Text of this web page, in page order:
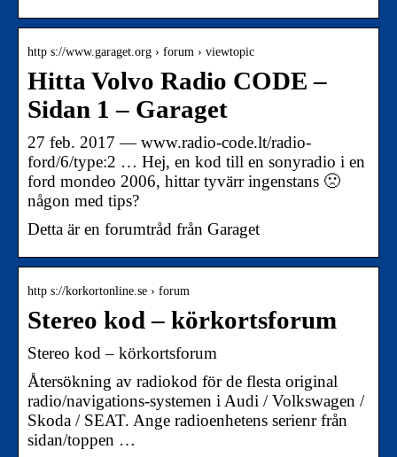
http s://www.garaget.org › forum › viewtopic
Hitta Volvo Radio CODE –
Sidan 1 – Garaget
27 feb. 2017 — www.radio-code.lt/radio-
ford/6/type:2 … Hej, en kod till en sonyradio i en
ford mondeo 2006, hittar tyvärr ingenstans 🙁
någon med tips?
Detta är en forumtråd från Garaget
http s://korkortonline.se › forum
Stereo kod – körkortsforum
Stereo kod – körkortsforum
Återsökning av radiokod för de flesta original
radio/navigations-systemen i Audi / Volkswagen /
Skoda / SEAT. Ange radioenhetens serienr från
sidan/toppen …